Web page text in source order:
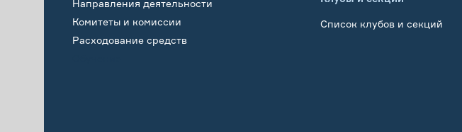
Направления деятельности
Комитеты и комиссии
Расходование средств
Список клубов и секций